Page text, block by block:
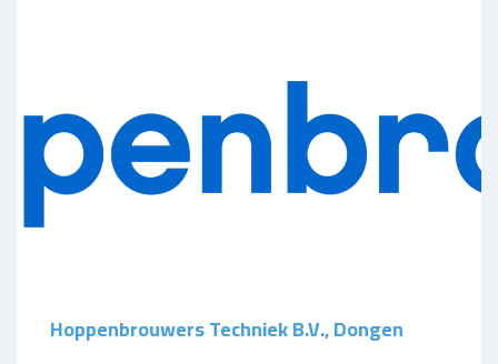
Hoppenbrouwers Techniek B.V., Dongen